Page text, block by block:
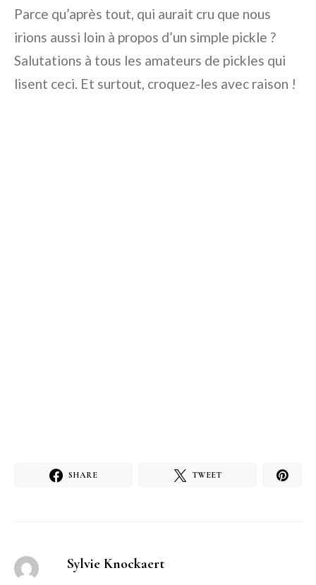
Parce qu’après tout, qui aurait cru que nous
irions aussi loin à propos d’un simple pickle ?
Salutations à tous les amateurs de pickles qui
lisent ceci. Et surtout, croquez-les avec raison !
SHARE TWEET
Sylvie Knockaert